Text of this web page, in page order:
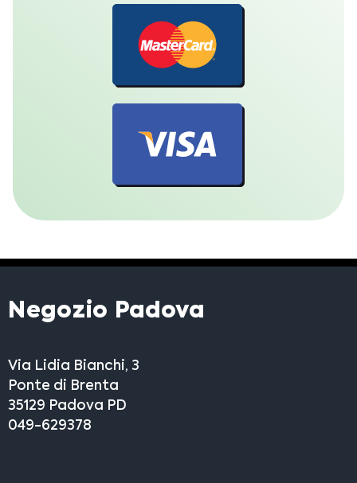
Negozio Padova
Via Lidia Bianchi, 3
Ponte di Brenta
35129 Padova PD
049-629378